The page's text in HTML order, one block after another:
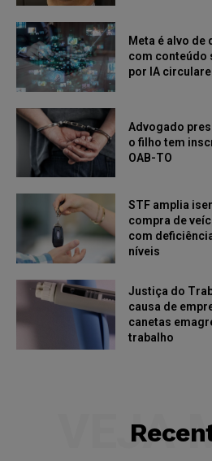
Meta é alvo de
com conteúdo
por IA
Advogado
o filho tem
OAB-TO
STF amplia
compra de
com
níveis
Justiça do
causa de
canetas
trabalho
VEJA